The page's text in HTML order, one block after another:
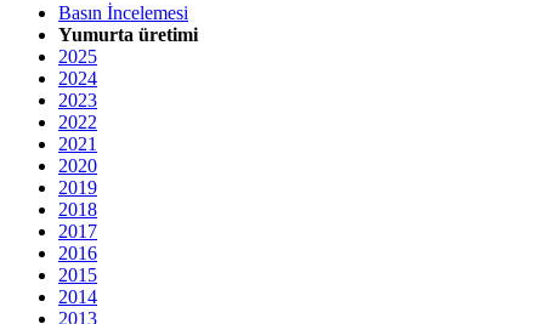
Basın İncelemesi
Yumurta üretimi
2025
2024
2023
2022
2021
2020
2019
2018
2017
2016
2015
2014
2013